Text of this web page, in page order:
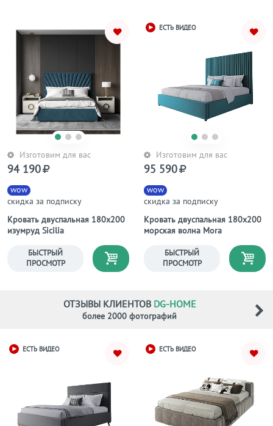
Изготовим для вас
Кровать двуспальная 180х200
изумруд Sicilia
wow
скидка за подписку
94 190
БЫСТРЫЙ
ПРОСМОТР
ЕСТЬ ВИДЕО
Изготовим для вас
Кровать двуспальная 180х200
морская волна Mora
wow
скидка за подписку
95 590
БЫСТРЫЙ
ПРОСМОТР
ОТЗЫВЫ КЛИЕНТОВ DG-HOME
более 2000 фотографий
ЕСТЬ ВИДЕО ЕСТЬ ВИДЕО